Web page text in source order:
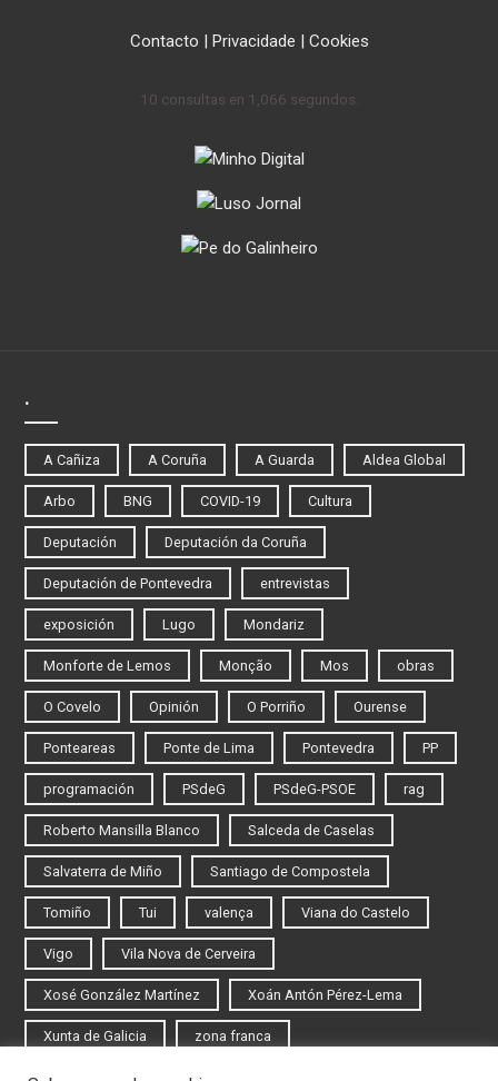
Contacto | Privacidade | Cookies
10 consultas en 1,066 segundos.
.
A Cañiza A Coruña A Guarda Aldea Global
Arbo BNG COVID-19 Cultura
Deputación Deputación da Coruña
Deputación de Pontevedra entrevistas
exposición Lugo Mondariz
Monforte de Lemos Monção Mos obras
O Covelo Opinión O Porriño Ourense
Ponteareas Ponte de Lima Pontevedra PP
programación PSdeG PSdeG-PSOE rag
Roberto Mansilla Blanco Salceda de Caselas
Salvaterra de Miño Santiago de Compostela
Tomiño Tui valença Viana do Castelo
Vigo Vila Nova de Cerveira
Xosé González Martínez Xoán Antón Pérez-Lema
Xunta de Galicia zona franca